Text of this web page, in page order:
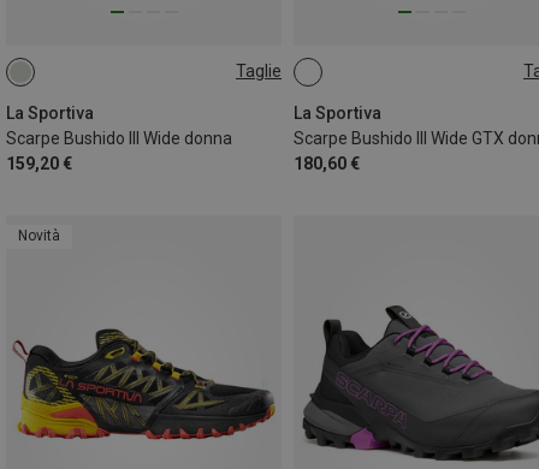
Taglie
La Sportiva
Scarpe Bushido III Wide donna
159,20 €
La Sportiva
Scarpe Bushido III Wide GTX
180,60 €
Novità